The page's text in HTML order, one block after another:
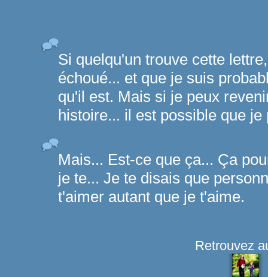
Si quelqu'un trouve cette
échoué... et que je suis
qu'il est. Mais si je peux
histoire... il est possible que
Mais... Est-ce que ça... Ça
je te... Je te disais que
t'aimer autant que je t'aime.
Retrouvez